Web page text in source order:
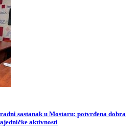
sastanak u Mostaru: potvrđena dobra
aktivnosti